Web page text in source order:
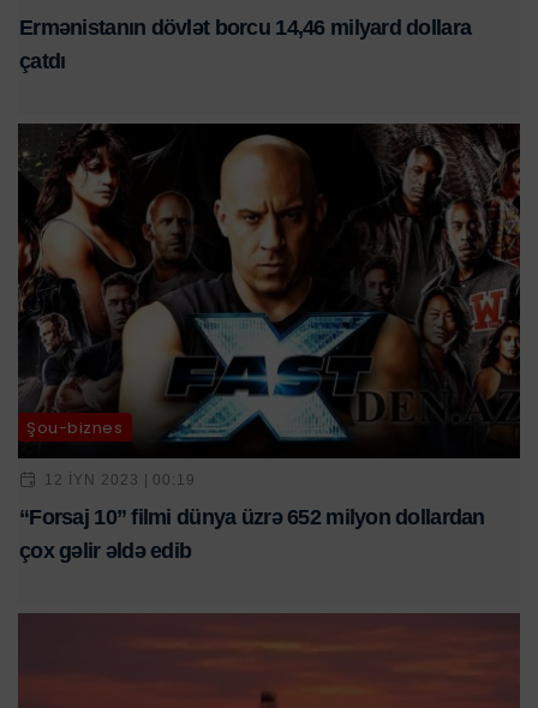
Ermənistanın dövlət borcu 14,46 milyard dollara
çatdı
Şou-biznes
12 IYN 2023 | 00:19
“Forsaj 10” filmi dünya üzrə 652 milyon dollardan
çox gəlir əldə edib